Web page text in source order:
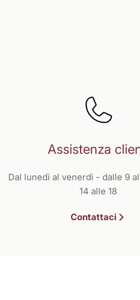
Assistenza
Dal lunedì al venerdì - dalle 9
14 alle 18
Contattaci